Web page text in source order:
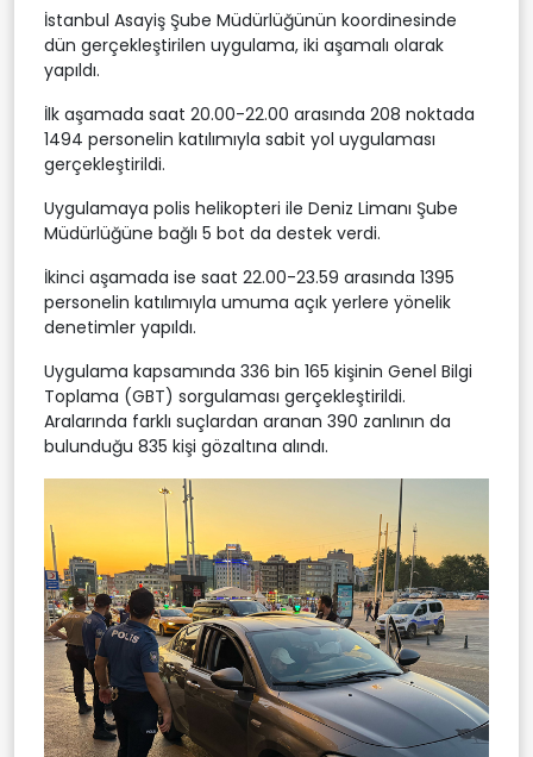
İstanbul Asayiş Şube Müdürlüğünün koordinesinde
dün gerçekleştirilen uygulama, iki aşamalı olarak
yapıldı.
İlk aşamada saat 20.00-22.00 arasında 208 noktada
1494 personelin katılımıyla sabit yol uygulaması
gerçekleştirildi.
Uygulamaya polis helikopteri ile Deniz Limanı Şube
Müdürlüğüne bağlı 5 bot da destek verdi.
İkinci aşamada ise saat 22.00-23.59 arasında 1395
personelin katılımıyla umuma açık yerlere yönelik
denetimler yapıldı.
Uygulama kapsamında 336 bin 165 kişinin Genel Bilgi
Toplama (GBT) sorgulaması gerçekleştirildi.
Aralarında farklı suçlardan aranan 390 zanlının da
bulunduğu 835 kişi gözaltına alındı.